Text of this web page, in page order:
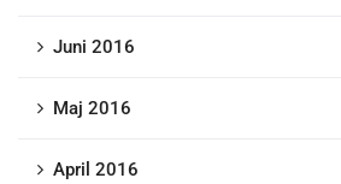
Juni 2016
Maj 2016
April 2016